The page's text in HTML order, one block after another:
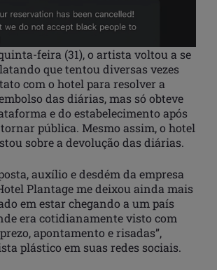
feira (31), o artista voltou a se
que tentou diversas vezes
com o hotel para resolver a
das diárias, mas só obteve
e do estabelecimento após
pública. Mesmo assim, o hotel
sobre a devolução das diárias.
auxílio e desdém da empresa
Plantage me deixou ainda mais
em estar chegando a um país
era cotidianamente visto com
apontamento e risadas”,
plástico em suas redes sociais.